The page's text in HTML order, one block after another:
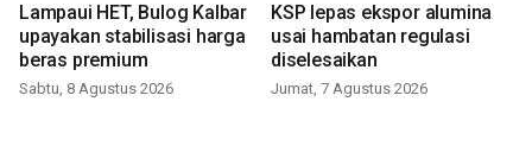
Lampaui HET, Bulog Kalbar
upayakan stabilisasi harga
beras premium
Sabtu, 8 Agustus 2026
KSP lepas ekspor alumina
usai hambatan regulasi
diselesaikan
Jumat, 7 Agustus 2026